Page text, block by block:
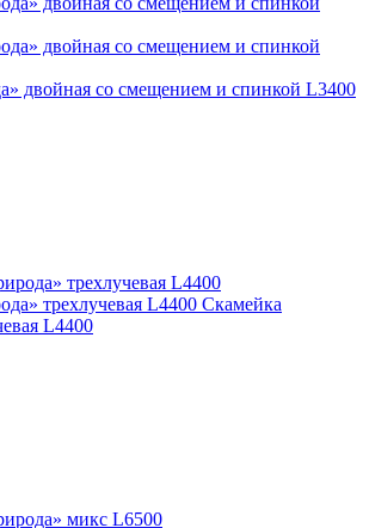
двойная со смещением и спинкой L3400
Скамейка
L4400